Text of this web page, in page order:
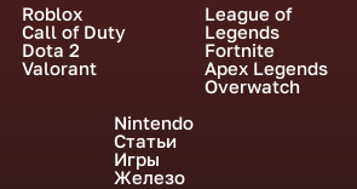
Roblox
Call of Duty
Dota 2
Valorant
League of
Legends
Fortnite
Apex Legends
Overwatch
Nintendo
Статьи
Игры
Железо